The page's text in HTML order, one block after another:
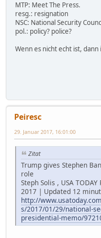
MTP: Meet The Press.
resg.: resignation
NSC: National Security
pol.: policy? police?
Wenn es nicht echt ist,
Peiresc
29. Januar 2017, 16:01:00
Zitat
Trump gives Stephen
role
Steph Solis , USA
2017 | Updated 12
http://
s/2017/01/29/national-
presidential-memo/